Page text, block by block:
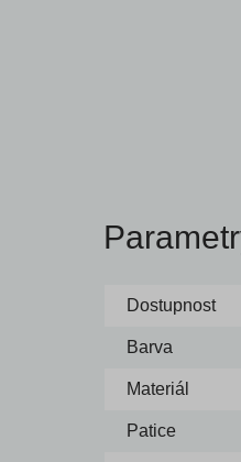
Dostupnost
Barva
Materiál
Patice